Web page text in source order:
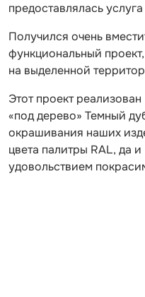
предоставлялась
Получился очень
функциональный
на выделенной
Этот проект
«под дерево» Темный
окрашивания наших
цвета палитры RAL, да
удовольствием